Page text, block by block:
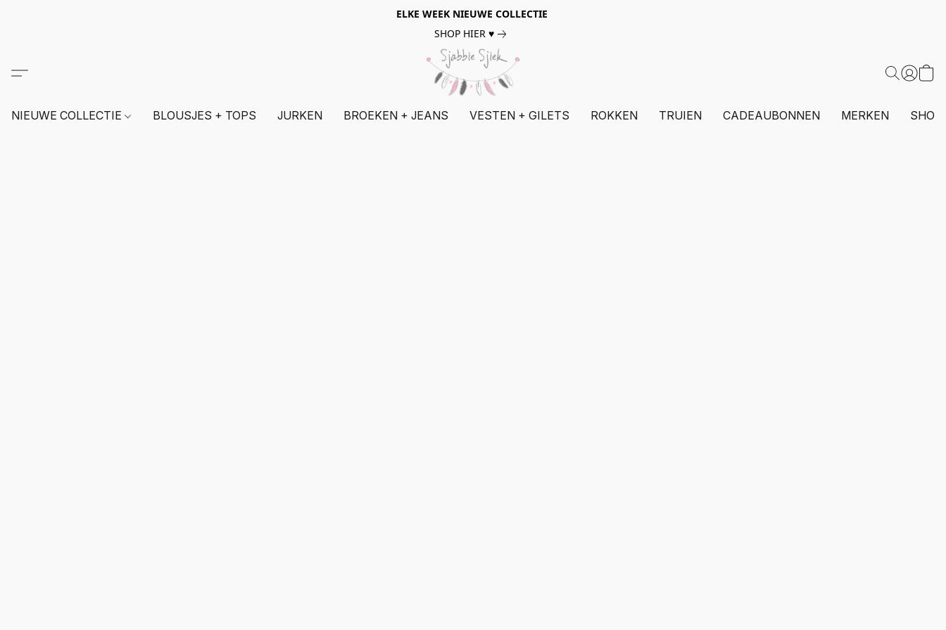
ELKE WEEK NIEUWE COLLECTIE
SHOP HIER ♥
NIEUWE COLLECTIE BLOUSJES + TOPS JURKEN BROEKEN + JEANS VESTEN + GILETS ROKKEN TRUIEN CADEAUBONNEN MERKEN SHOP